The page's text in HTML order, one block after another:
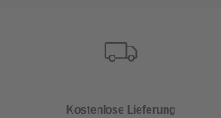
Kostenlose Lieferung